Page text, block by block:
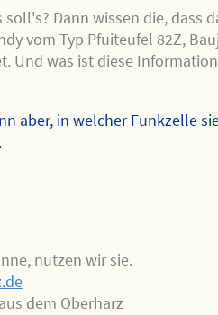
soll's? Dann wissen die, dass
vom Typ Pfuiteufel 82Z,
Und was ist diese
aber, in welcher Funkzelle
nutzen wir sie.
dem Oberharz